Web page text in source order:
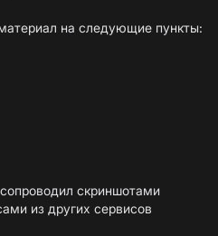
на следующие пункты:
скриншотами
из других сервисов